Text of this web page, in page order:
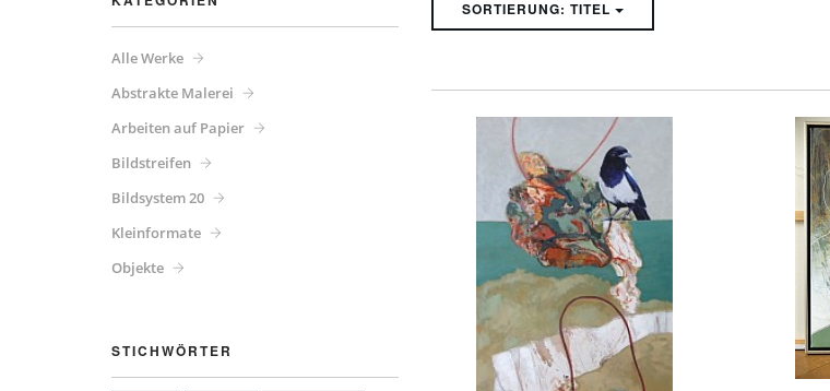
SORTIERUNG: TITEL
Alle Werke
Abstrakte Malerei
Arbeiten auf Papier
Bildstreifen
Bildsystem 20
Kleinformate
Objekte
STICHWÖRTER